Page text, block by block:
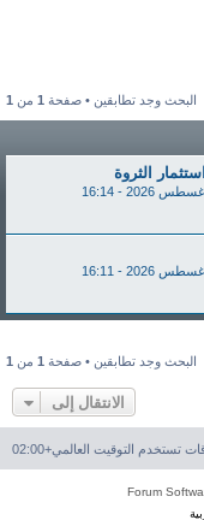
البحث وجد تطابقين • صفحة 1 من 1
الثروة
البحث وجد تطابقين • صفحة 1 من 1
الانتقال إلى
تستخدم التوقيت العالمي+02:00